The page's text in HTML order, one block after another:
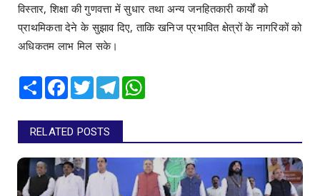
विस्तार, शिक्षा की गुणवत्ता में सुधार तथा अन्य जनहितकारी कार्यों को
प्राथमिकता देने के सुझाव दिए, ताकि खनिज प्रभावित क्षेत्रों के नागरिकों को
अधिकतम लाभ मिल सके।
Share Facebook
TwitterTelegram
RELATED POSTS